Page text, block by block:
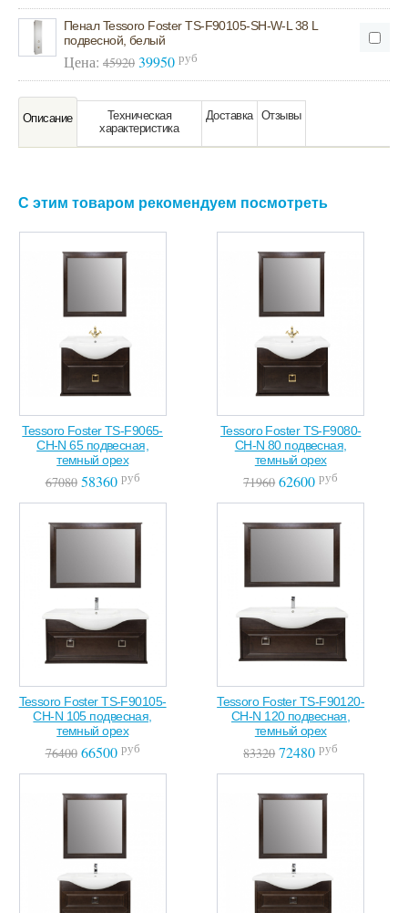
Пенал Tessoro Foster TS-F90105-SH-W-L 38 L
подвесной, белый
Цена: 45920 39950 руб
Oписание
Техническая
характeристика
Доставка Отзывы
С этим товаром рекомендуем посмотреть
Tessoro Foster TS-F9065-
CH-N 65 подвесная,
темный орех
6708058360 руб
Tessoro Foster TS-F9080-
CH-N 80 подвесная,
темный орех
71960 62600 руб
Tessoro Foster TS-F90105-
CH-N 105 подвесная,
темный орех
7640066500 руб
Tessoro Foster TS-F90120-
CH-N 120 подвесная,
темный орех
83320 72480 руб